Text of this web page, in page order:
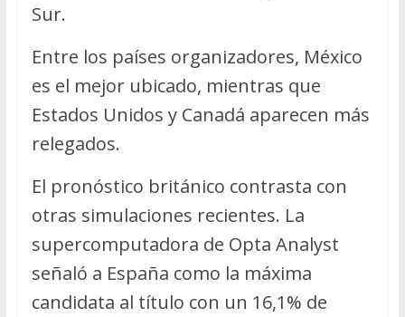
Sur.
Entre los países organizadores, México
es el mejor ubicado, mientras que
Estados Unidos y Canadá aparecen más
relegados.
El pronóstico británico contrasta con
otras simulaciones recientes. La
supercomputadora de Opta Analyst
señaló a España como la máxima
candidata al título con un 16,1% de